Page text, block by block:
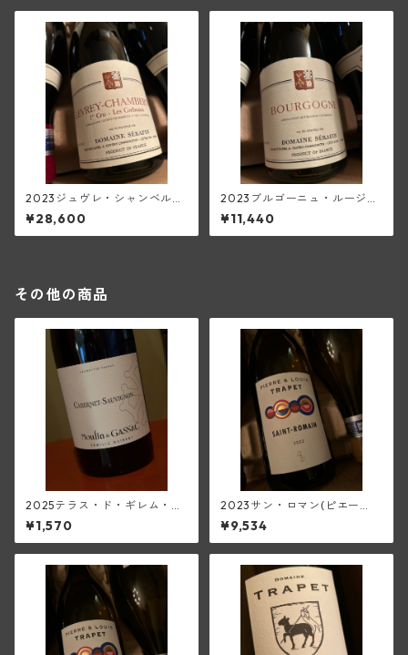
2023ジュヴレ・シャンベルタ
ン1級レ・コルボー(セラファ
ン)
¥28,600
2023ブルゴーニュ・ルージュ
(セラファン)
¥11,440
その他の商品
2025テラス・ド・ギレム・カ
ベルネ・ソーヴィニヨン<ペ
イ・ドック>(ムーラン・ド・
ガサック)
¥1,570
2023サン・ロマン(ピエー
ル・エ・ルイ・トラペ)
¥9,534